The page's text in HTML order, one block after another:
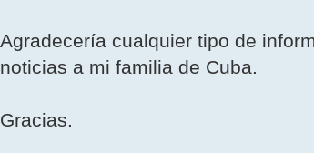
Agradecerí­a cualquier tipo de
noticias a mi familia de Cuba.
Gracias.